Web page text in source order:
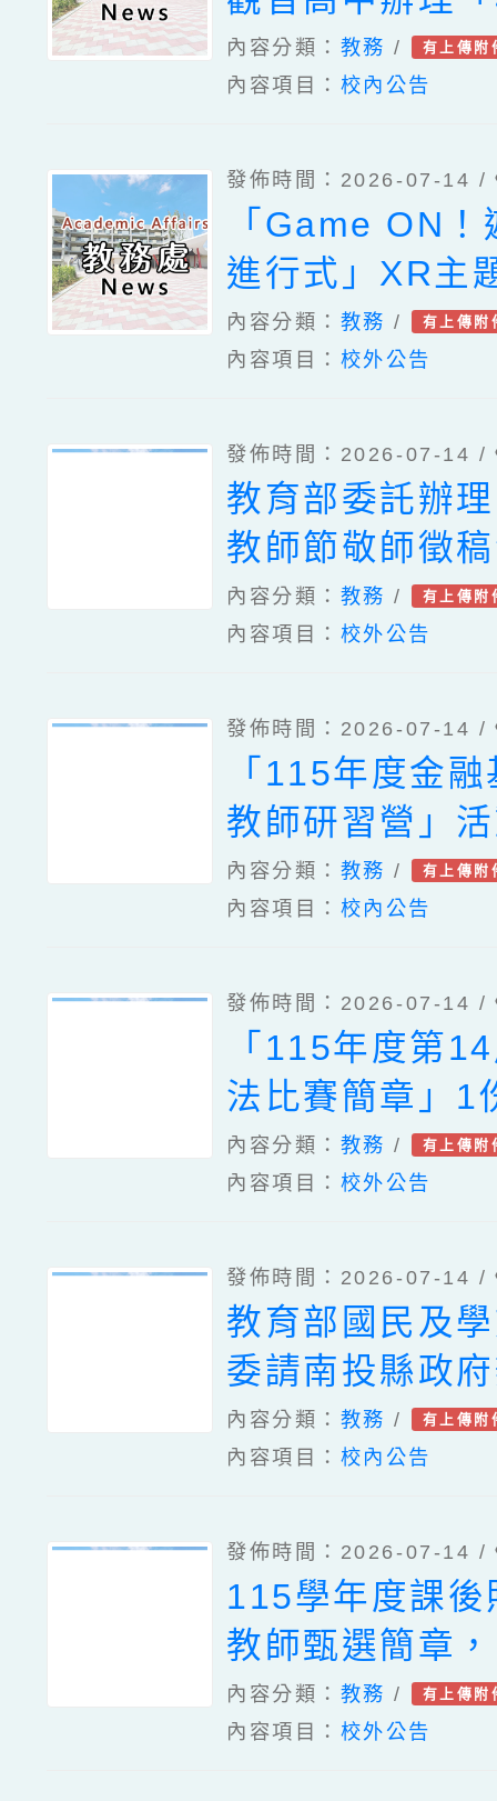
115年度中小學
校長暨教師培
畫各1份
內容分類： 教務 / 有上傳附
內容項目： 校內公告
發佈時間：2026-07-14 /
「Game ON
進行式」XR主
內容分類： 教務 / 有上傳附
內容項目： 校外公告
發佈時間：2026-07-14 /
教育部委託辦
教師節敬師徵
法及海報各1份
內容分類： 教務 / 有上傳附
內容項目： 校外公告
發佈時間：2026-07-14 /
「115年度金
教師研習營」
案、國立臺灣
理「國小五年
學示例成果分
章一案
內容分類： 教務 / 有上傳附
內容項目： 校內公告
發佈時間：2026-07-14 /
「115年度第
法比賽簡章」1
內容分類： 教務 / 有上傳附
內容項目： 校外公告
發佈時間：2026-07-14 /
教育部國民及
委請南投縣政
「115年度教師
研習實施計畫–
場)」實施計畫
內容分類： 教務 / 有上傳附
內容項目： 校內公告
發佈時間：2026-07-14 /
115學年度課後
教師甄選簡章
缺額。
內容分類： 教務 / 有上傳附
內容項目： 校外公告